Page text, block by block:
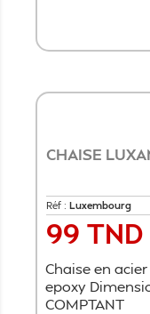
CHAISE
Réf : Luxembourg
Prix
99 TND
Chaise en
epoxy
COMPTANT